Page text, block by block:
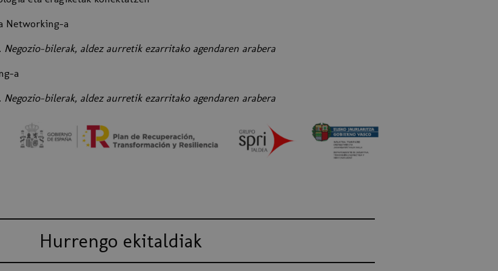
Networking-a
Negozio-bilerak, aldez aurretik ezarritako agendaren arabera
a
Negozio-bilerak, aldez aurretik ezarritako agendaren arabera
Hurrengo ekitaldiak